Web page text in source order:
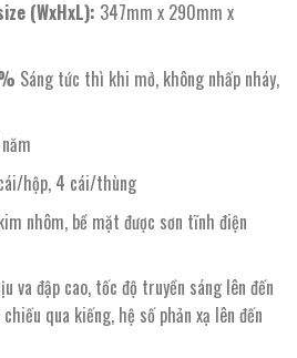
(WxHxL): 347mm x 290mm x
Sáng tức thì khi mở, không nhấp nháy,
hộp, 4 cái/thùng
nhôm, bề mặt được sơn tĩnh điện
va đập cao, tốc độ truyền sáng lên đến
qua kiếng, hệ số phản xạ lên đến